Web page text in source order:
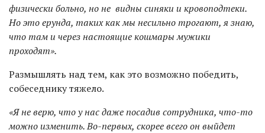
физически больно, но не видны синяки и кровоподтеки.
Но это ерунда, таких как мы несильно трогают, я знаю,
что там и через настоящие кошмары мужики
проходят».
Размышлять над тем, как это возможно победить,
собеседнику тяжело.
«Я не верю, что у нас даже посадив сотрудника, что-то
можно изменить. Во-первых, скорее всего он выйдет